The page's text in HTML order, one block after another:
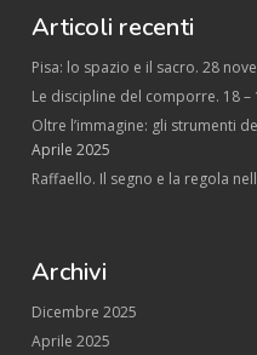
Articoli recenti
Pisa: lo spazio e il sacro. 28
Le discipline del comporre. 18 –
Oltre l’immagine: gli strumenti
Aprile 2025
Raffaello. Il segno e la regola
Archivi
Dicembre 2025
Aprile 2025